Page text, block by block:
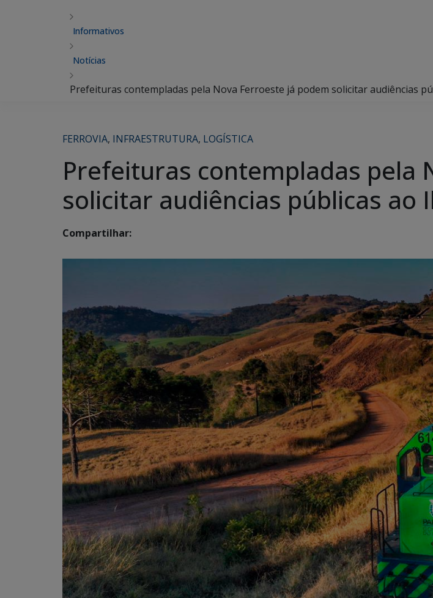
Informativos
Notícias
Prefeituras contempladas pela Nova Ferroeste já podem solicitar audiências
FERROVIA, INFRAESTRUTURA, LOGÍSTICA
Prefeituras contempladas pela
solicitar audiências públicas ao
Compartilhar: